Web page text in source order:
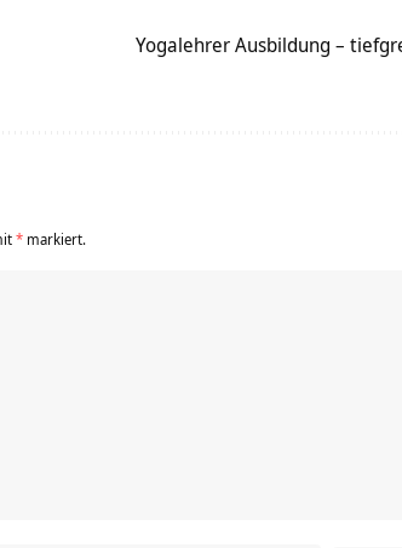
Yogalehrer Ausbildung –
* markiert.